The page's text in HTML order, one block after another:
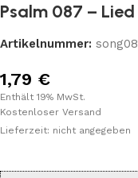
Psalm 087 –
Artikelnummer:
1,79 €
Enthält 19% MwSt.
Kostenloser Versand
Lieferzeit: nicht angegeben